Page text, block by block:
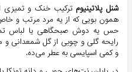
شنل پلاتینیوم ترکیب خنک و تمیزی
همون بویی که از یه مرد مرتب و
حس یه دوش صبحگاهی یا لباس
رایحه گلی و چوبی از گل شمعدانی و
و کمی اسپایسی به عطر می‌ده.